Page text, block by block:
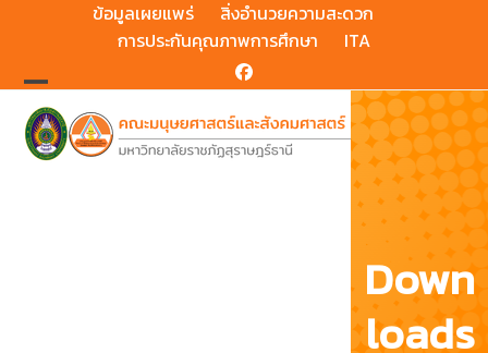
ข้อมูลเผยแพร่
สิ่งอำนวยความสะดวก
การประกันคุณภาพการศึกษา
ITA
Facebook
Open
mobile
Close
mobile
Down
loads